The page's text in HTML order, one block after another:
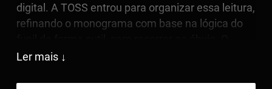
digital. A TOSS entrou para organizar essa leitura,
refinando o monograma com base na lógica do
símbolo passa a sugerir fluxo e direcionamento,
pessoas dentro de um processo até a conversão,
Ler mais